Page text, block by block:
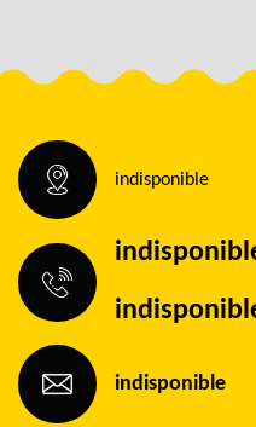
indisponible
indisponible